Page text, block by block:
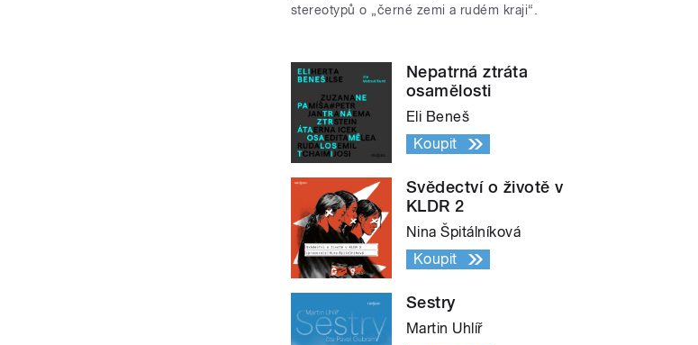
stereotypů o „černé zemi a rudém kraji“.
Nepatrná ztráta
osamělosti
Eli Beneš
Koupit
Svědectví o životě v
KLDR 2
Nina Špitálníková
Koupit
Sestry
Martin Uhlíř